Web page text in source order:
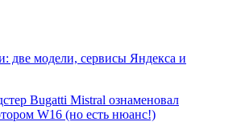
две модели, сервисы Яндекса и
Bugatti Mistral ознаменовал
W16 (но есть нюанс!)